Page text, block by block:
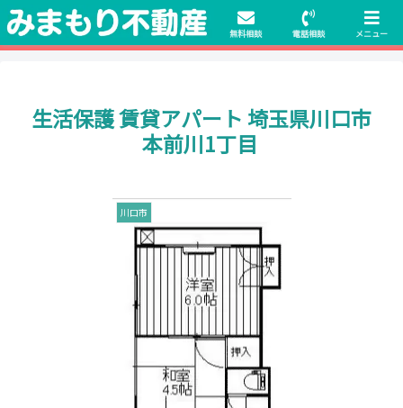
初期費用無料物件や保証人不要の物件も豊富にご用意！相談料無料でも申
請・手続きサポート付き！
生活保護 賃貸アパート 埼玉県川口市
本前川1丁目
川口市
無料相談 電話相談 メニュー